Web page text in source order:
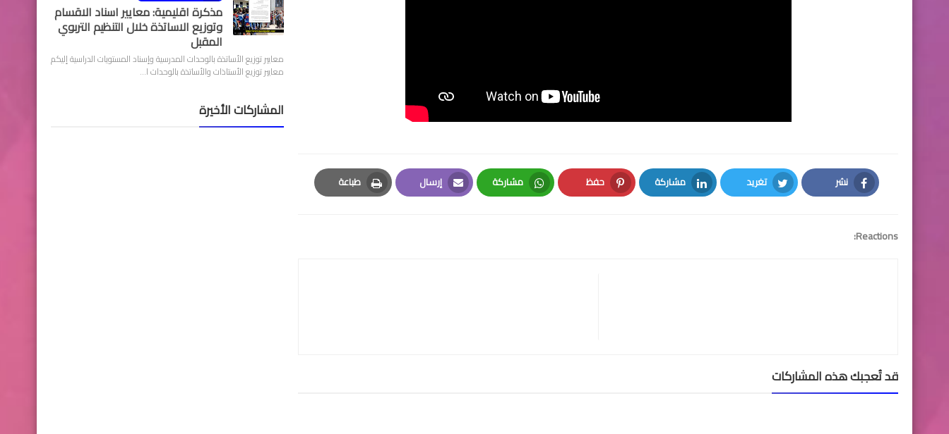
نشر
Facebook
تغريد
Twitter
مشاركة
LinkedIn
حفظ
Pinterest
مشاركة
Whatsapp
إرسال
Email
طباعة
Print
Reactions:
قد تُعجبك هذه المشاركات
مذكرة اقليمية: معايير اسناد الاقسام
وتوزيع الاساتذة خلال التنظيم التربوي
المقبل
معايير توزيع الأساتذة بالوحدات المدرسية وإسناد المستويات الدراسية إليكم
معايير توزيع الأستاذات والأساتذة بالوحدات ا…
المشاركات الأخيرة